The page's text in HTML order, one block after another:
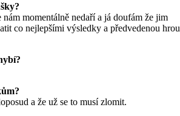
momentálně nedaří a já doufám že jim
co nejlepšími výsledky a předvedenou hrou
a že už se to musí zlomit.